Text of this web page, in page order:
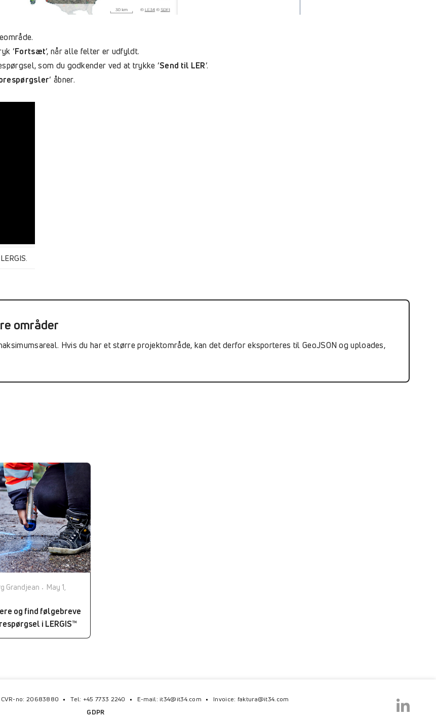
‘Fortsæt‘, når alle felter er udfyldt.
som du godkender ved at trykke ‘Send til LER‘.
‘ åbner.
områder
Hvis du har et større projektområde, kan det derfor eksporteres til GeoJSON og uploades,
Grandjean
May 1,
og find følgebreve
i LERGIS™
CVR-no: 20683880 Tel: +45 7733 2240 E-mail: it34@it34.com Invoice: faktura@it34.com
GDPR